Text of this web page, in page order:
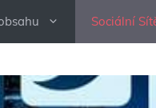
Sociální